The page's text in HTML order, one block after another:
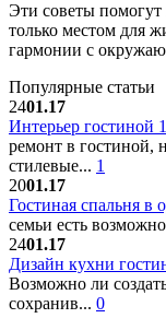
Эти советы помогут
только местом для
гармонии с
Популярные статьи
2401.17
Интерьер гостиной
ремонт в гостиной,
стилевые... 1
2001.17
Гостиная спальня в
семьи есть
2401.17
Дизайн кухни
Возможно ли
сохранив... 0